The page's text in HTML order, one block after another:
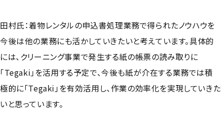
田村氏：着物レンタルの申込書処理業務で得られたノウハウを
今後は他の業務にも活かしていきたいと考えています。具体的
には、クリーニング事業で発生する紙の帳票の読み取りに
「Tegaki」を活用する予定で、今後も紙が介在する業務では積
極的に「Tegaki」を有効活用し、作業の効率化を実現していきた
いと思っています。